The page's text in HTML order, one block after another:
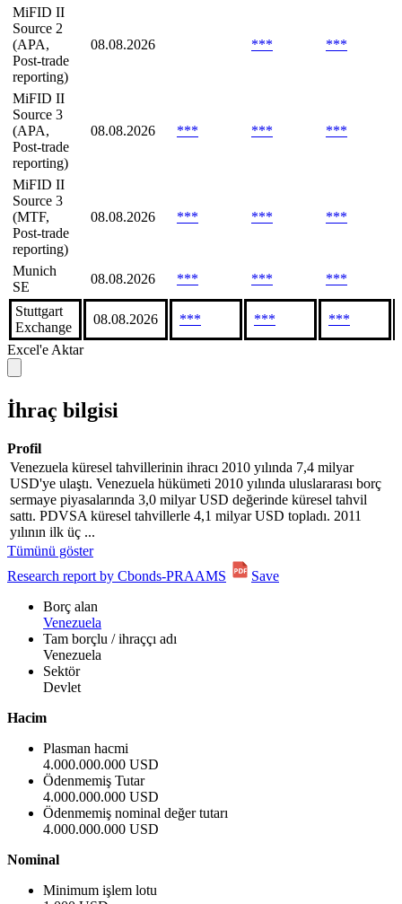
MiFID II
Source 2
(APA,
Post-trade
reporting)
08.08.2026 *** ***
MiFID II
Source 3
(APA,
Post-trade
reporting)
08.08.2026 *** *** ***
MiFID II
Source 3
(MTF,
Post-trade
reporting)
08.08.2026 *** *** ***
Munich
SE
08.08.2026 *** *** ***
Stuttgart
Exchange
08.08.2026 *** ***
***
Excel'e Aktar
İhraç bilgisi
Profil
Venezuela küresel tahvillerinin ihracı 2010 yılında 7,4 milyar
USD'ye ulaştı. Venezuela hükümeti 2010 yılında uluslararası borç
sermaye piyasalarında 3,0 milyar USD değerinde küresel tahvil
sattı. PDVSA küresel tahvillerle 4,1 milyar USD topladı. 2011
yılının ilk üç ...
Tümünü göster
Research report by Cbonds-PRAAMS
Save
Borç alan
Venezuela
Tam borçlu / ihraççı adı
Venezuela
Sektör
Devlet
Hacim
Plasman hacmi
4.000.000.000 USD
Ödenmemiş Tutar
4.000.000.000 USD
Ödenmemiş nominal değer tutarı
4.000.000.000 USD
Nominal
Minimum işlem lotu